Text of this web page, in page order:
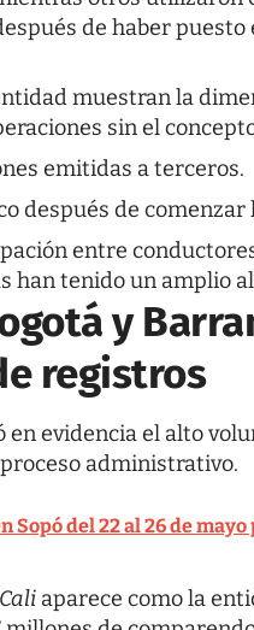
de haber
muestran la
sin el
emitidas a terceros.
después de
entre
han tenido un amplio
y
registros
en evidencia el alto
administrativo.
Sopó del 22 al 26 de
aparece como la